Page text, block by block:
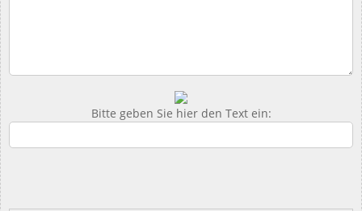
Bitte geben Sie hier den Text ein: